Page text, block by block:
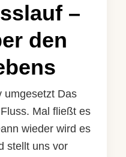
–
den
umgesetzt Das
Mal fließt es
wieder wird es
stellt uns vor